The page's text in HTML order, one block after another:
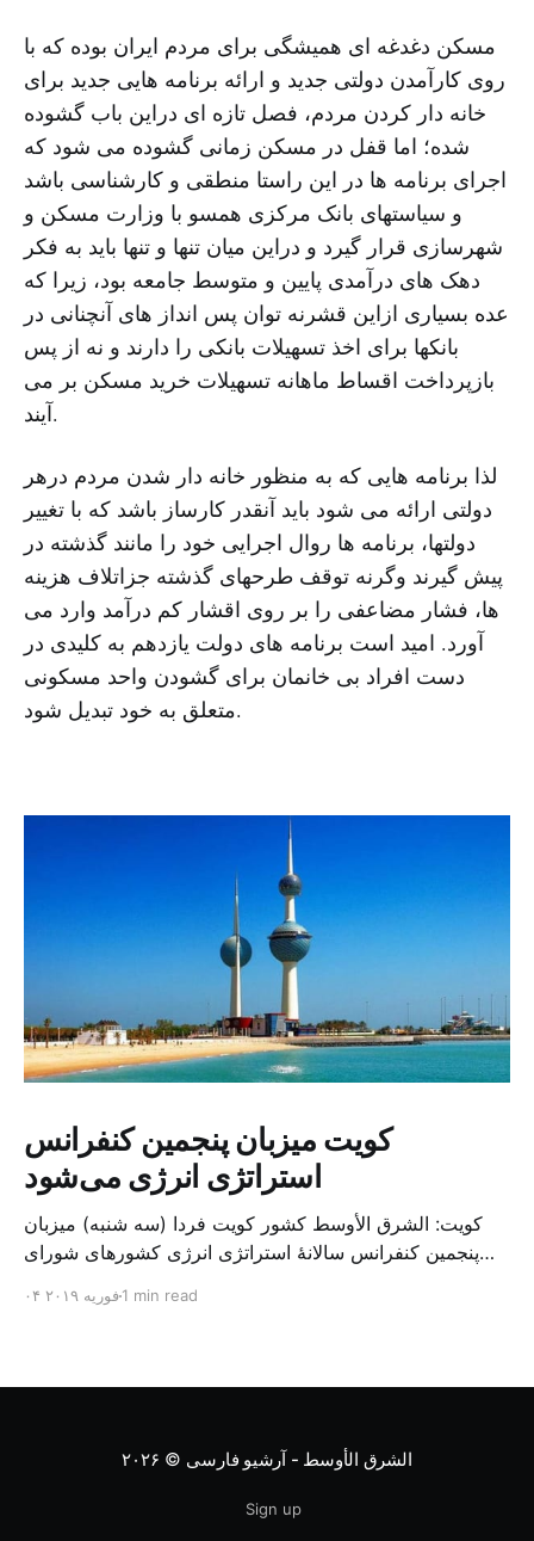
مسکن دغدغه ای همیشگی برای مردم ایران بوده که با
روی کارآمدن دولتی جدید و ارائه برنامه هایی جدید برای
خانه دار کردن مردم، فصل تازه ای دراین باب گشوده
شده؛ اما قفل در مسکن زمانی گشوده می شود که
اجرای برنامه ها در این راستا منطقی و کارشناسی باشد
و سیاستهای بانک مرکزی همسو با وزارت مسکن و
شهرسازی قرار گیرد و دراین میان تنها و تنها باید به فکر
دهک های درآمدی پایین و متوسط جامعه بود، زیرا که
عده بسیاری ازاین قشرنه توان پس انداز های آنچنانی در
بانکها برای اخذ تسهیلات بانکی را دارند و نه از پس
بازپرداخت اقساط ماهانه تسهیلات خرید مسکن بر می
آیند.
لذا برنامه هایی که به منظور خانه دار شدن مردم درهر
دولتی ارائه می شود باید آنقدر کارساز باشد که با تغییر
دولتها، برنامه ها روال اجرایی خود را مانند گذشته در
پیش گیرند وگرنه توقف طرحهای گذشته جزاتلاف هزینه
ها، فشار مضاعفی را بر روی اقشار کم درآمد وارد می
آورد. امید است برنامه های دولت یازدهم به کلیدی در
دست افراد بی خانمان برای گشودن واحد مسکونی
متعلق به خود تبدیل شود.
کویت میزبان پنجمین کنفرانس
استراتژی انرژی می‌شود
کویت: الشرق الأوسط کشور کویت فردا (سه شنبه) میزبان
پنجمین کنفرانس سالانهٔ استراتژی انرژی کشورهای شورای
متخصص از شرکت‌های جهانی نفت و گاز در این کنفرانس
۰۴ فوریه ۲۰۱۹1 min read
الشرق الأوسط - آرشیو فارسی © ۲۰۲۶
Sign up